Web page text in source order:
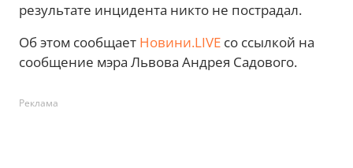
результате инцидента никто не пострадал.
Об этом сообщает Новини.LIVE со ссылкой на
сообщение мэра Львова Андрея Садового.
Реклама